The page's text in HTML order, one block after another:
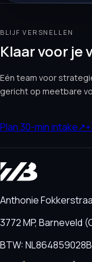
BLIJF VERSNELLEN
Klaar voor je
Eén team voor
gericht op meetbare
Plan 30-min intake↗
Anthonie
3772 MP, Barneveld
BTW: